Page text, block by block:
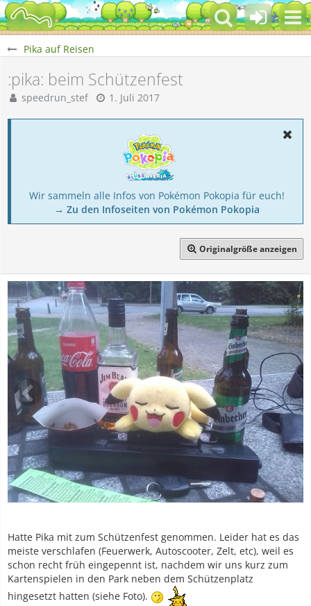
Pika auf Reisen
:pika: beim Schützenfest
speedrun_stef 1. Juli 2017
Wir sammeln alle Infos von Pokémon Pokopia für euch!
→ Zu den Infoseiten von Pokémon Pokopia
Originalgröße anzeigen
Hatte Pika mit zum Schützenfest genommen. Leider hat es das
meiste verschlafen (Feuerwerk, Autoscooter, Zelt, etc), weil es
schon recht früh eingepennt ist, nachdem wir uns kurz zum
Kartenspielen in den Park neben dem Schützenplatz
hingesetzt hatten (siehe Foto).